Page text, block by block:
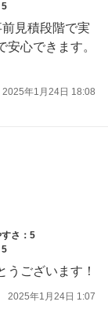
5
見積段階で実
心できます。
2025年1月24日 18:08
さ：5
5
ございます！
2025年1月24日 1:07